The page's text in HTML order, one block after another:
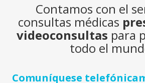
Contamos con el
consultas médicas
videoconsultas para
todo el
Comuníquese